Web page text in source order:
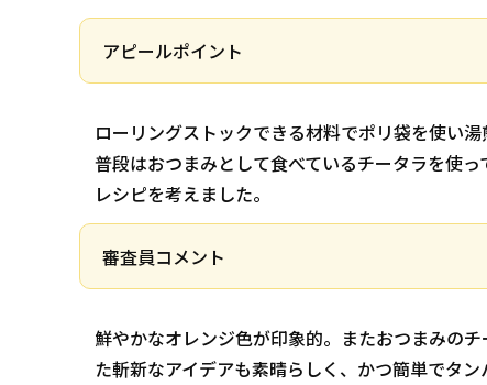
アピールポイント
ローリングストックできる材料でポリ袋を使い
普段はおつまみとして食べているチータラを使
レシピを考えました。
審査員コメント
鮮やかなオレンジ色が印象的。またおつまみの
た斬新なアイデアも素晴らしく、かつ簡単でタ